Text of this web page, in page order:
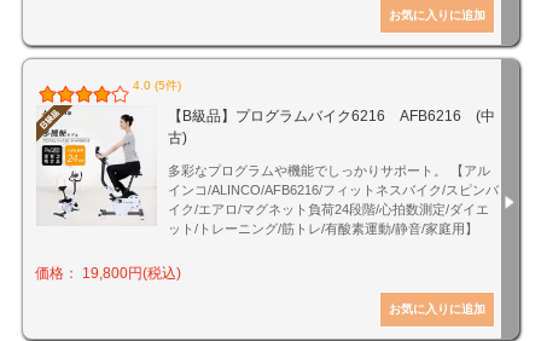
4.0 (5件)
【B級品】プログラムバイク6216 AFB6216 (中
古)
多彩なプログラムや機能でしっかりサポート。 【アル
インコ/ALINCO/AFB6216/フィットネスバイク/スピンバ
イク/エアロ/マグネット負荷24段階/心拍数測定/ダイエ
ット/トレーニング/筋トレ/有酸素運動/静音/家庭用】
価格： 19,800円(税込)